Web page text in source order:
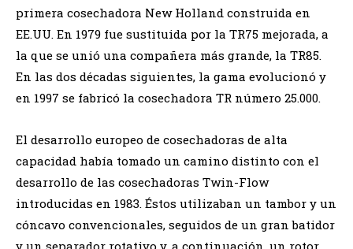
primera cosechadora New Holland construida en
EE.UU. En 1979 fue sustituida por la TR75 mejorada, a
la que se unió una compañera más grande, la TR85.
En las dos décadas siguientes, la gama evolucionó y
en 1997 se fabricó la cosechadora TR número 25.000.
El desarrollo europeo de cosechadoras de alta
capacidad había tomado un camino distinto con el
desarrollo de las cosechadoras Twin-Flow
introducidas en 1983. Éstos utilizaban un tambor y un
cóncavo convencionales, seguidos de un gran batidor
y un separador rotativo y, a continuación, un rotor